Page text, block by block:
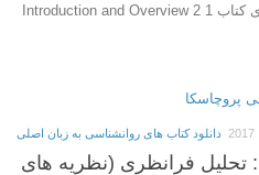
GERALD COREY فهرست فصل های کتاب 1 Introduction and Overview 2
دانلود کتاب های روانشناسی به زبان اصلی
تحلیل فرانظری (نظریه های